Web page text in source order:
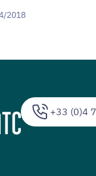
2018
+33 (0)4